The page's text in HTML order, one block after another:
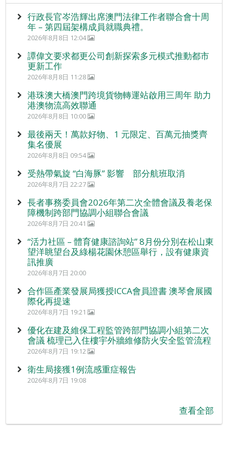
行政長官岑浩輝出席澳門法律工作者聯合會十周
年 – 第四屆架構成員就職典禮。
2026年8月8日 12:04
譚偉文要求都更公司創新探索多元模式推動都市
更新工作
2026年8月8日 11:28
港珠澳大橋澳門跨境貨物轉運站啟用三周年 助力
港澳物流高效聯通
2026年8月8日 10:00
最後兩天！萬款好物、1 元限定、百萬元抽獎齊
集名優展
2026年8月8日 09:54
受熱帶氣旋 “白海豚” 影響 部分航班取消
2026年8月7日 22:27
長者事務委員會2026年第二次全體會議及養老保
障機制跨部門協調小組聯合會議
2026年8月7日 20:41
“活力社區 – 體育健康諮詢站” 8月份分別在松山東
望洋眺望台及綠楊花園休憩區舉行，設有健康資
訊推廣
2026年8月7日 20:00
合作區產業發展局獲授ICCA會員證書 澳琴會展國
際化再提速
2026年8月7日 19:21
優化在建及維保工程監管跨部門協調小組第二次
會議 梳理已入住樓宇外牆維修防火安全監管流程
2026年8月7日 19:12
衛生局接獲1例流感重症報告
2026年8月7日 19:08
查看全部